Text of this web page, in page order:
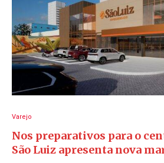
Varejo
Nos preparativos para o
São Luiz apresenta nova